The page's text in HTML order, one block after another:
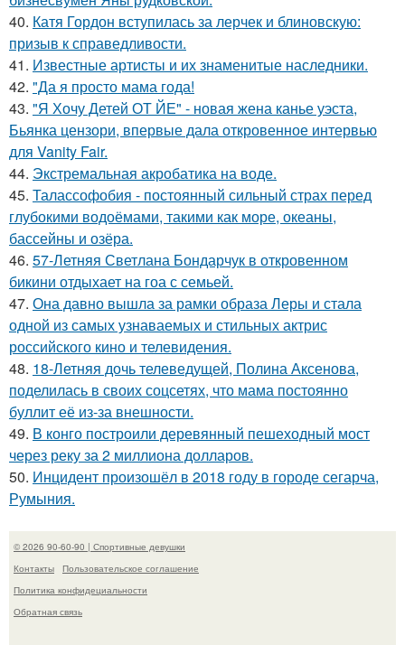
40. Катя Гордон вступилась за лерчек и блиновскую:
призыв к справедливости.
41. Известные артисты и их знаменитые наследники.
42. "Да я просто мама года!
43. "Я Хочу Детей ОТ ЙЕ" - новая жена канье уэста,
Бьянка цензори, впервые дала откровенное интервью
для Vanity Fair.
44. Экстремальная акробатика на воде.
45. Талассофобия - постоянный сильный страх перед
глубокими водоёмами, такими как море, океаны,
бассейны и озёра.
46. 57-Летняя Светлана Бондарчук в откровенном
бикини отдыхает на гоа с семьей.
47. Она давно вышла за рамки образа Леры и стала
одной из самых узнаваемых и стильных актрис
российского кино и телевидения.
48. 18-Летняя дочь телеведущей, Полина Аксенова,
поделилась в своих соцсетях, что мама постоянно
буллит её из-за внешности.
49. В конго построили деревянный пешеходный мост
через реку за 2 миллиона долларов.
50. Инцидент произошёл в 2018 году в городе сегарча,
Румыния.
© 2026 90-60-90 | Спортивные девушки
Контакты
Пользовательское соглашение
Политика конфидециальности
Обратная связь